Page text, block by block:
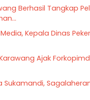
Berhasil Tangkap
Kepala Dinas
Ajak
Sukamandi,